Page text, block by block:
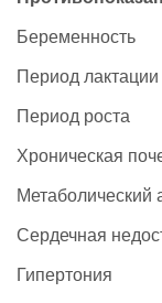
Беременность
Период лактации
Период роста
Хроническая
Метаболический
Сердечная
Гипертония